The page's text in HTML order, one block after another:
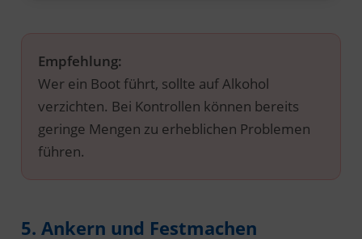
Empfehlung:
Wer ein Boot führt, sollte auf Alkohol
verzichten. Bei Kontrollen können bereits
geringe Mengen zu erheblichen Problemen
führen.
5. Ankern und Festmachen